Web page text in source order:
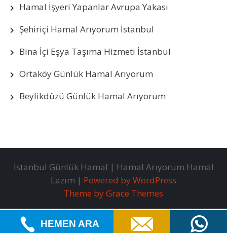
Hamal İşyeri Yapanlar Avrupa Yakası
Şehiriçi Hamal Arıyorum İstanbul
Bina İçi Eşya Taşıma Hizmeti İstanbul
Ortaköy Günlük Hamal Arıyorum
Beylikdüzü Günlük Hamal Arıyorum
İstanbul Günlük Hamal | Hamal Arıyorum Hamal
Lazım | Powered by WordPress
Theme by Grace Themes
HEMEN ARA